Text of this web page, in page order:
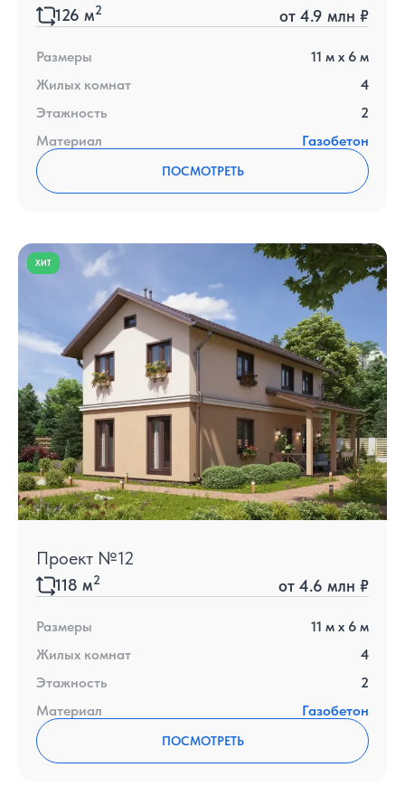
126 м2 от 4.9 млн ₽
Размеры 11 м x 6 м
Жилых комнат
4
Этажность
2
Материал
Газобетон
ПОСМОТРЕТЬ
ХИТ
Проект №12
118 м2 от 4.6 млн ₽
Размеры 11 м x 6 м
Жилых комнат
4
Этажность
2
Материал
Газобетон
ПОСМОТРЕТЬ